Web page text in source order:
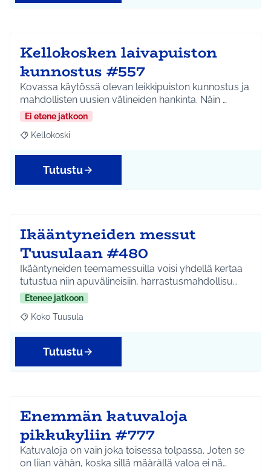
Kellokosken laivapuiston
kunnostus #557
Kovassa käytössä olevan leikkipuiston kunnostus ja
mahdollisten uusien välineiden hankinta. Näin …
Ei etene jatkoon
Rajaa tulokset aihepiirin mukaan: Kellokoski
Kellokoski
Tutustu
Ikääntyneiden messut
Tuusulaan #480
Ikääntyneiden teemamessuilla voisi yhdellä kertaa
tutustua niin apuvälineisiin, harrastusmahdollisu…
Etenee jatkoon
Rajaa tulokset aihepiirin mukaan: Koko Tuusula
Koko Tuusula
Tutustu
Enemmän katuvaloja
pikkukyliin #777
Katuvaloja on vain joka toisessa tolpassa. Joten se
on liian vähän, koska sillä määrällä valoa ei nä…